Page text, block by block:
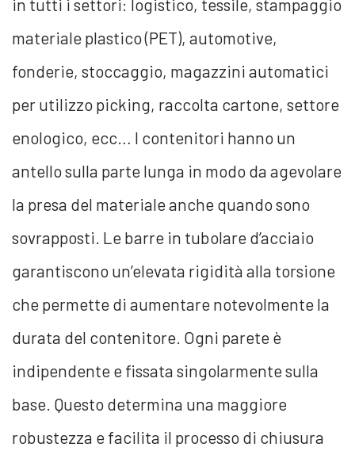
in tutti i settori: logistico, tessile, stampaggio
materiale plastico (PET), automotive,
fonderie, stoccaggio, magazzini automatici
per utilizzo picking, raccolta cartone, settore
enologico, ecc… I contenitori hanno un
antello sulla parte lunga in modo da agevolare
la presa del materiale anche quando sono
sovrapposti. Le barre in tubolare d’acciaio
garantiscono un’elevata rigidità alla torsione
che permette di aumentare notevolmente la
durata del contenitore. Ogni parete è
indipendente e fissata singolarmente sulla
base. Questo determina una maggiore
robustezza e facilita il processo di chiusura